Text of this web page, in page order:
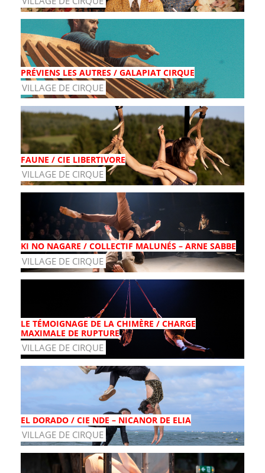
PRÉVIENS LES AUTRES / GALAPIAT CIRQUE
VILLAGE DE CIRQUE
FAUNE / CIE LIBERTIVORE
VILLAGE DE CIRQUE
KI NO NAGARE / COLLECTIF MALUNÉS – ARNE SABBE
VILLAGE DE CIRQUE
LE TÉMOIGNAGE DE LA CHIMÈRE / CHARGE
MAXIMALE DE RUPTURE
VILLAGE DE CIRQUE
EL DORADO / CIE NDE – NICANOR DE ELIA
VILLAGE DE CIRQUE